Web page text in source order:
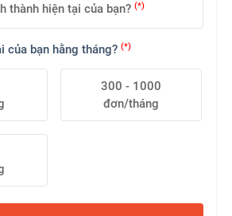
thành hiện tại của bạn? (*)
của bạn hằng tháng? (*)
300 - 1000
đơn/tháng